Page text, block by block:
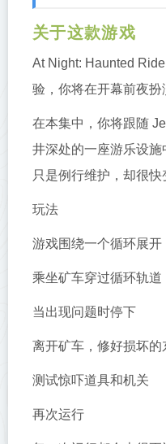
关于这款游戏
At Night: Haunted
验，你将在开幕前夜扮
在本集中，你将跟随
井深处的一座游乐设
只是例行维护，却很快
玩法
游戏围绕一个循环展开
乘坐矿车穿过循环轨道
当出现问题时停下
离开矿车，修好损坏的
测试惊吓道具和机关
再次运行